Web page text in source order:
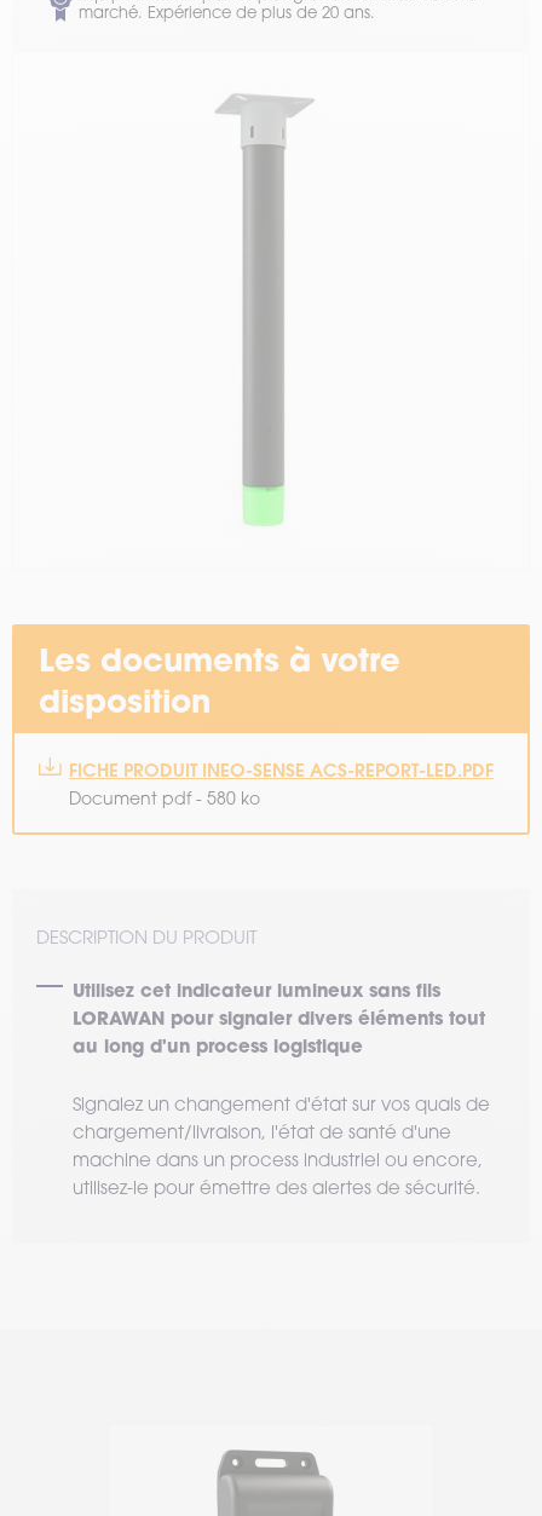
marché. Expérience de plus de 20 ans.
Les documents à votre
disposition
FICHE PRODUIT INEO-SENSE ACS-REPORT-LED.PDF
Document pdf - 580 ko
DESCRIPTION DU PRODUIT
Utilisez cet indicateur lumineux sans fils
LORAWAN pour signaler divers éléments tout
au long d'un process logistique
Signalez un changement d'état sur vos quais de
chargement/livraison, l'état de santé d'une
machine dans un process industriel ou encore,
utilisez-le pour émettre des alertes de sécurité.